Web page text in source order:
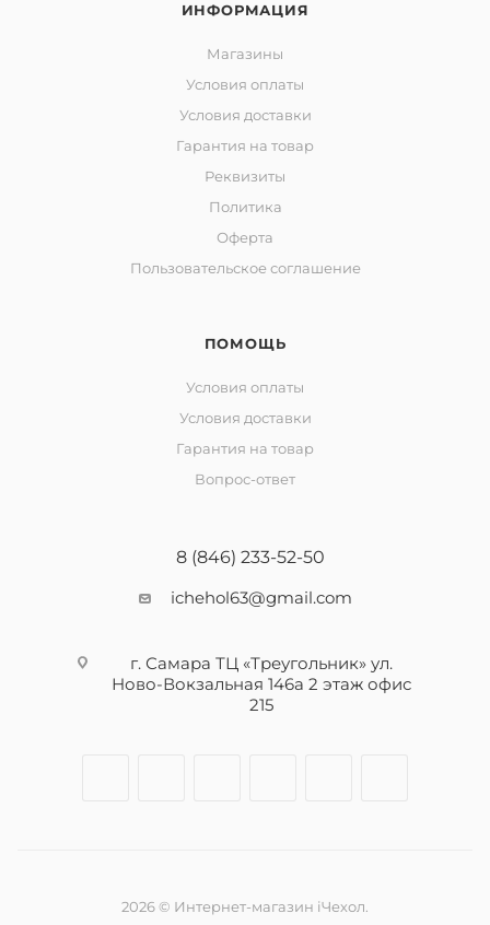
ИНФОРМАЦИЯ
Магазины
Условия оплаты
Условия доставки
Гарантия на товар
Реквизиты
Политика
Оферта
Пользовательское соглашение
ПОМОЩЬ
Условия оплаты
Условия доставки
Гарантия на товар
Вопрос-ответ
8 (846) 233-52-50
ichehol63@gmail.com
г. Самара ТЦ «Треугольник» ул.
Ново-Вокзальная 146а 2 этаж офис
215
2026 © Интернет-магазин iЧехол.